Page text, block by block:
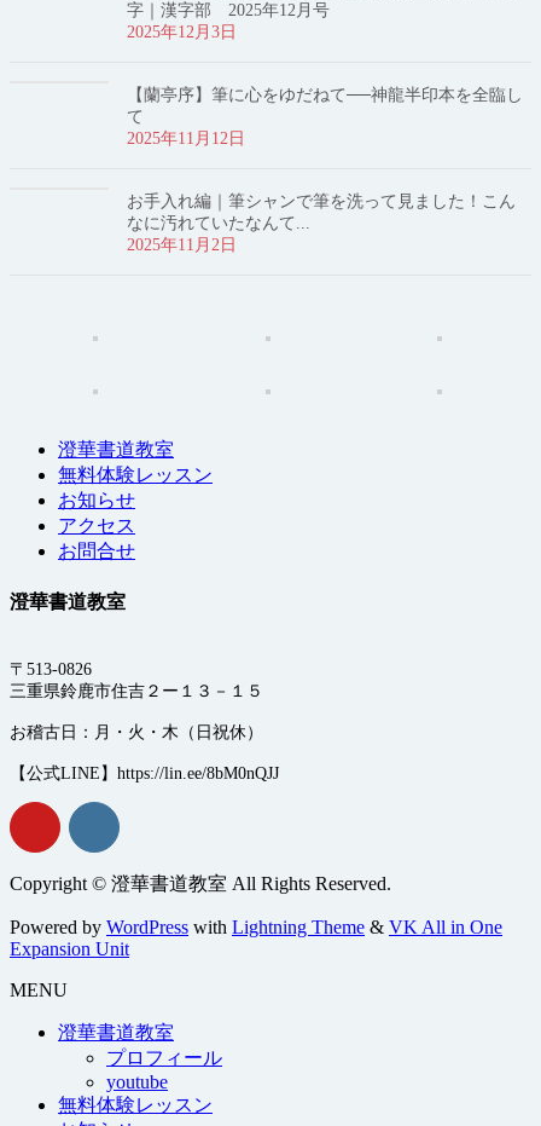
字｜漢字部 2025年12月号
2025年12月3日
【蘭亭序】筆に心をゆだねて──神龍半印本を全臨し
て
2025年11月12日
お手入れ編｜筆シャンで筆を洗って見ました！こん
なに汚れていたなんて...
2025年11月2日
澄華書道教室
無料体験レッスン
お知らせ
アクセス
お問合せ
澄華書道教室
〒513-0826
三重県鈴鹿市住吉２ー１３－１５
お稽古日：月・火・木（日祝休）
【公式LINE】https://lin.ee/8bM0nQJJ
Copyright © 澄華書道教室 All Rights Reserved.
Powered by WordPress with Lightning Theme & VK All in One
Expansion Unit
MENU
澄華書道教室
プロフィール
youtube
無料体験レッスン